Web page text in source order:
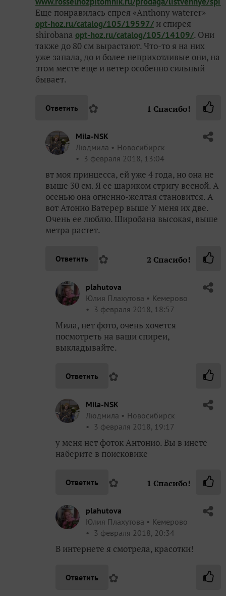
Еще понравилась спрея «Anthony waterer»
opt-hoz.ru/catalog/105/19597/ и спирея
shirobana opt-hoz.ru/catalog/105/14109/. Они
также до 80 см вырастают. Что-то я на них
уже запала, до и более неприхотливые они, на
этом месте еще и ветер особенно сильный
бывает.
Ответить ✿ 1 Спасибо!
Mila-NSK
Людмила
Новосибирск
3 февраля 2018, 13:04
вт моя принцесса, ей уже 4 года, но она не
выше 30 см. Я ее шариком стригу весной. А
осенью она огненно-желтая становится. А
вот Атонио Ватерер выше У меня их две.
Очень ее люблю. Широбана высокая, выше
метра растет.
Ответить ✿ 2 Спасибо!
plahutova
Юлия Плахутова
Кемерово
3 февраля 2018, 18:57
Мила, нет фото, очень хочется
посмотреть на ваши спиреи,
выкладывайте.
Ответить ✿
Mila-NSK
Людмила
Новосибирск
3 февраля 2018, 19:17
у меня нет фоток Антонио. Вы в инете
наберите в поисковике
Ответить ✿ 1 Спасибо!
plahutova
Юлия Плахутова
Кемерово
3 февраля 2018, 20:34
В интернете я смотрела, красотки!
Ответить ✿